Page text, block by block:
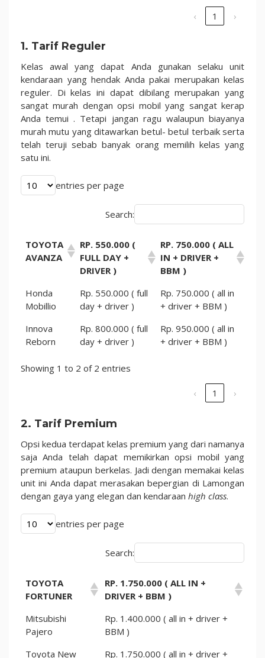
‹ 1 ›
1. Tarif Reguler
Kelas awal yang dapat Anda gunakan selaku unit
kendaraan yang hendak Anda pakai merupakan kelas
reguler. Di kelas ini dapat dibilang merupakan yang
sangat murah dengan opsi mobil yang sangat kerap
Anda temui . Tetapi jangan ragu walaupun biayanya
murah mutu yang ditawarkan betul- betul terbaik serta
telah teruji sebab banyak orang memilih kelas yang
satu ini.
entries per page
Search:
TOYOTA
AVANZA
RP. 550.000 (
FULL DAY +
DRIVER )
RP. 750.000 ( ALL
IN + DRIVER +
BBM )
Honda
Mobillio
Rp. 550.000 ( full
day + driver )
Rp. 750.000 ( all in
+ driver + BBM )
Innova
Reborn
Rp. 800.000 ( full
day + driver )
Rp. 950.000 ( all in
+ driver + BBM )
Showing 1 to 2 of 2 entries
‹ 1 ›
2. Tarif Premium
Opsi kedua terdapat kelas premium yang dari namanya
saja Anda telah dapat memikirkan opsi mobil yang
premium ataupun berkelas. Jadi dengan memakai kelas
unit ini Anda dapat merasakan bepergian di Lamongan
dengan gaya yang elegan dan kendaraan high class.
entries per page
Search:
TOYOTA
FORTUNER
RP. 1.750.000 ( ALL IN +
DRIVER + BBM )
Mitsubishi
Pajero
Rp. 1.400.000 ( all in + driver +
BBM )
Toyota New
Rp. 1.750.000 ( all in + driver +